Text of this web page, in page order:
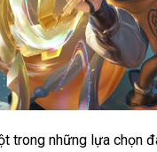
trong những lựa chọn